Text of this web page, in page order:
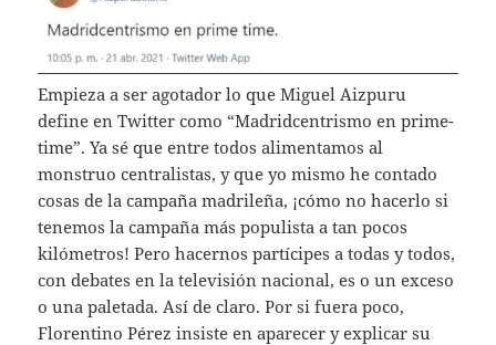
Empieza a ser agotador lo que Miguel Aizpuru
define en Twitter como “Madridcentrismo en prime-
time”. Ya sé que entre todos alimentamos al
monstruo centralistas, y que yo mismo he contado
cosas de la campaña madrileña, ¡cómo no hacerlo si
tenemos la campaña más populista a tan pocos
kilómetros! Pero hacernos partícipes a todas y todos,
con debates en la televisión nacional, es o un exceso
o una paletada. Así de claro. Por si fuera poco,
Florentino Pérez insiste en aparecer y explicar su